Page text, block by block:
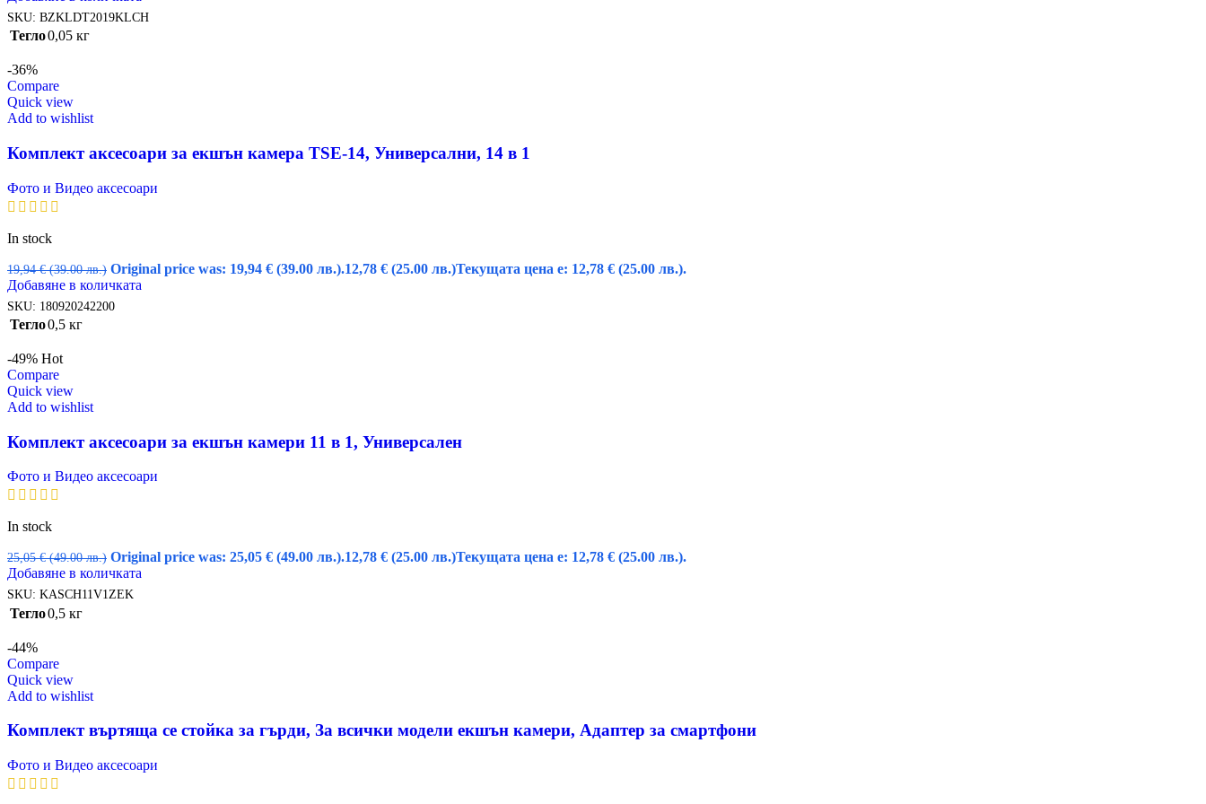
SKU: BZKLDT2019KLCH
Тегло0,05 кг
-36%
Compare
Quick view
Add to wishlist
Комплект аксесоари за екшън камера TSE-14, Универсални, 14 в 1
Фото и Видео аксесоари
In stock
19,94€ (39.00 лв.) Original price was: 19,94 € (39.00 лв.).12,78 € (25.00 лв.)Текущата цена е: 12,78 € (25.00 лв.).
Добавяне в количката
SKU: 180920242200
Тегло0,5 кг
-49% Hot
Compare
Quick view
Add to wishlist
Комплект аксесоари за екшън камери 11 в 1, Универсален
Фото и Видео аксесоари
In stock
25,05€ (49.00 лв.) Original price was: 25,05 € (49.00 лв.).12,78 € (25.00 лв.)Текущата цена е: 12,78 € (25.00 лв.).
Добавяне в количката
SKU: KASCH11V1ZEK
Тегло0,5 кг
-44%
Compare
Quick view
Add to wishlist
Комплект въртяща се стойка за гърди, За всички модели екшън камери, Адаптер за смартфони
Фото и Видео аксесоари